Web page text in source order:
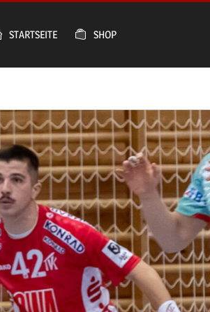
STARTSEITE SHOP